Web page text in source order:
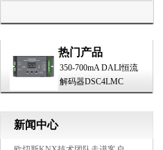
热门产品
350-700mA DALI恒流
解码器DSC4LMC
新闻中心